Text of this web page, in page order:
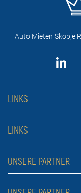
Auto Mieten Skopje
LINKS
Auto Mieten Skopje
Autos
Jeep und SUV-
LINKS
Haufig gestellte fragen
Mietbedingungen
UNSERE PARTNER
Auto Mieten Belgrad